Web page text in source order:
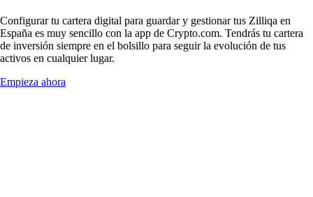
Configurar tu cartera digital para guardar y gestionar tus Zilliqa en
España es muy sencillo con la app de Crypto.com. Tendrás tu cartera
de inversión siempre en el bolsillo para seguir la evolución de tus
activos en cualquier lugar.
Empieza ahora